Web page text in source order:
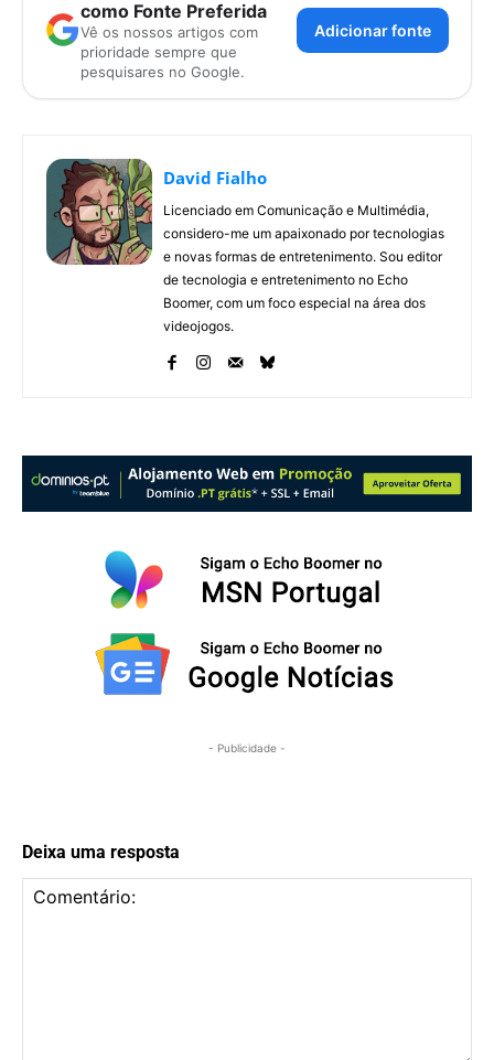
como Fonte Preferida
Vê os nossos artigos com
prioridade sempre que
pesquisares no Google.
Adicionar fonte
David Fialho
Licenciado em Comunicação e Multimédia,
considero-me um apaixonado por tecnologias
e novas formas de entretenimento. Sou editor
de tecnologia e entretenimento no Echo
Boomer, com um foco especial na área dos
videojogos.
- Publicidade -
Deixa uma resposta